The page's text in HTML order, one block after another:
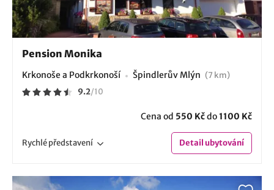
Pension Monika
Krkonoše a Podkrkonoší Špindlerův Mlýn (7 km)
9.2/10
Cena od 550 Kčdo1100 Kč
Rychlépředstavení Detailubytování